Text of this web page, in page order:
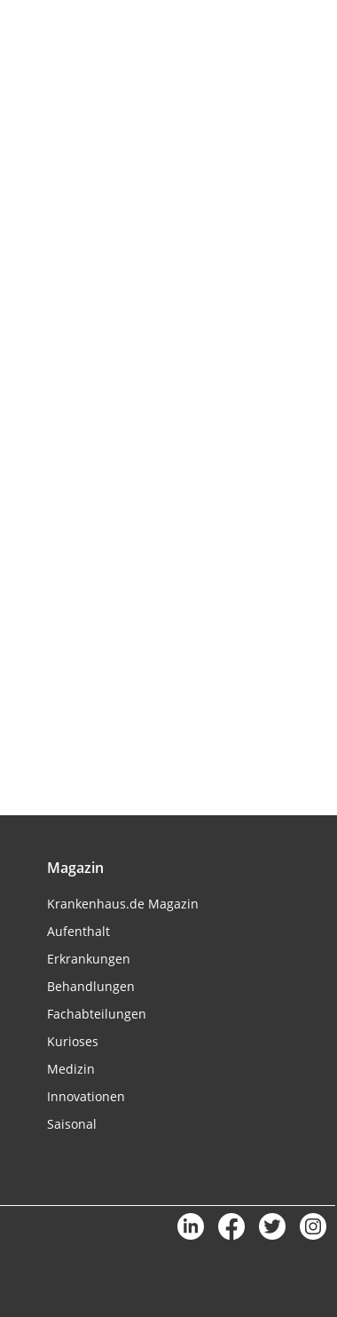
Magazin
Krankenhaus.de Magazin
Aufenthalt
Erkrankungen
Behandlungen
Fachabteilungen
Kurioses
Medizin
Innovationen
Saisonal